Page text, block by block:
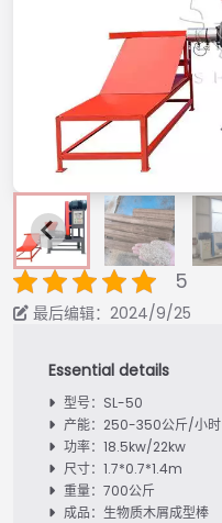
5
最后编辑：2024/9/25
型号：SL-50
产能：250-350公斤/小时
功率：18.5kw/22kw
尺寸：1.7*0.7*1.4m
重量：700公斤
成品：生物质木屑成型棒